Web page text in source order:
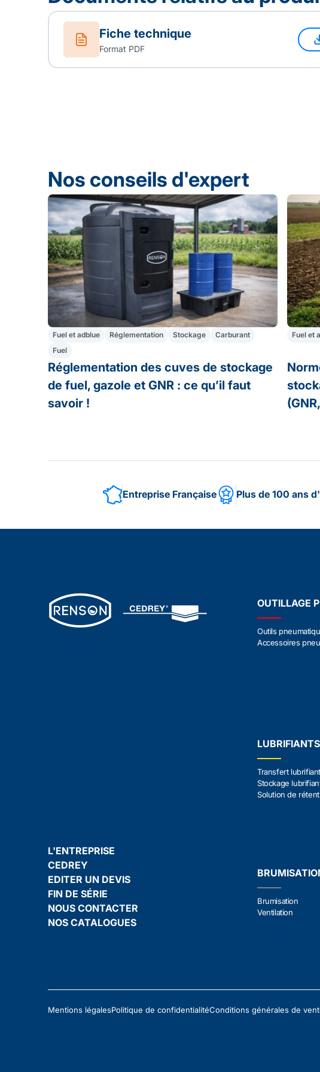
Fiche technique
Format PDF
Nos conseils d'expert
Fuel et adblue Réglementation Stockage
Carburant
Fuel
Réglementation des cuves de stockage
de fuel, gazole et GNR : ce qu’il faut
savoir !
Fuel et
Entreprise Française Plus de 100 ans
L'ENTREPRISE
CEDREY
EDITER UN DEVIS
FIN DE SÉRIE
NOUS CONTACTER
NOS CATALOGUES
OUTILLAGE
Outils
Accessoires
LUBRIFIANTS
Transfert
Stockage
Solution de
Brumisation
Ventilation
Mentions légalesPolitique de confidentialitéConditions générales de